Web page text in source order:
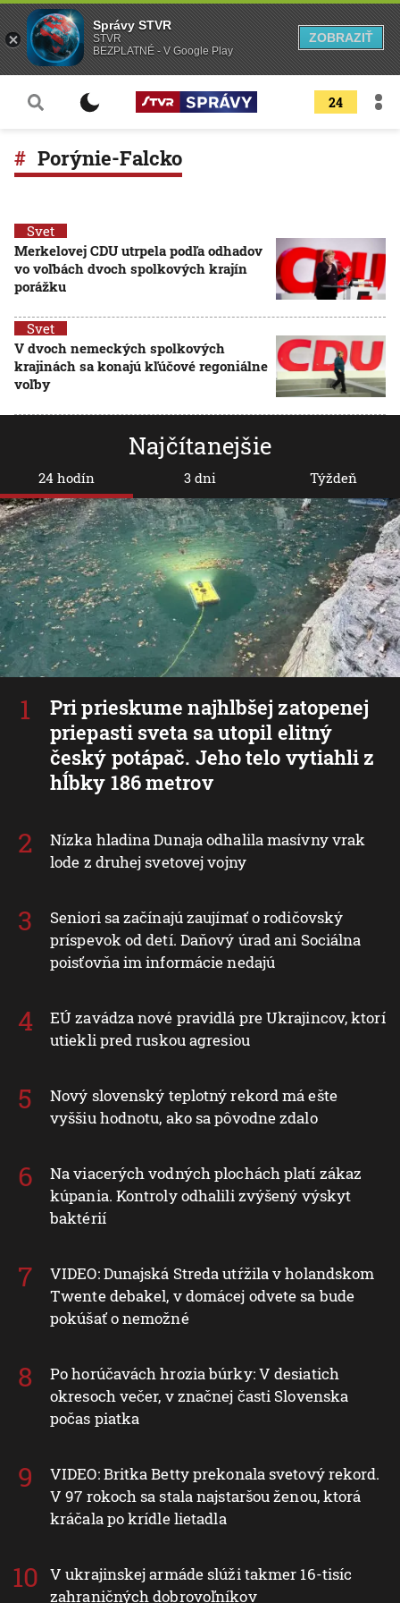
24
Porýnie-Falcko
Svet
Merkelovej CDU utrpela podľa odhadov
vo voľbách dvoch spolkových krajín
porážku
Svet
V dvoch nemeckých spolkových
krajinách sa konajú kľúčové regoniálne
voľby
Najčítanejšie
24 hodín
Pri prieskume najhlbšej zatopenej
priepasti sveta sa utopil elitný
český potápač. Jeho telo vytiahli z
hĺbky 186 metrov
Nízka hladina Dunaja odhalila masívny vrak
lode z druhej svetovej vojny
Seniori sa začínajú zaujímať o rodičovský
príspevok od detí. Daňový úrad ani Sociálna
poisťovňa im informácie nedajú
EÚ zavádza nové pravidlá pre Ukrajincov, ktorí
utiekli pred ruskou agresiou
Nový slovenský teplotný rekord má ešte
vyššiu hodnotu, ako sa pôvodne zdalo
Na viacerých vodných plochách platí zákaz
kúpania. Kontroly odhalili zvýšený výskyt
baktérií
VIDEO: Dunajská Streda utŕžila v holandskom
Twente debakel, v domácej odvete sa bude
pokúšať o nemožné
Po horúčavách hrozia búrky: V desiatich
okresoch večer, v značnej časti Slovenska
počas piatka
VIDEO: Britka Betty prekonala svetový rekord.
V 97 rokoch sa stala najstaršou ženou, ktorá
kráčala po krídle lietadla
V ukrajinskej armáde slúži takmer 16-tisíc
zahraničných dobrovoľníkov
3 dni Týždeň
Správy STVR
STVR
BEZPLATNÉ - V Google Play
ZOBRAZIŤ